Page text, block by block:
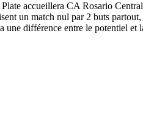
accueillera CA Rosario
un match nul par 2 buts
différence entre le potentiel et